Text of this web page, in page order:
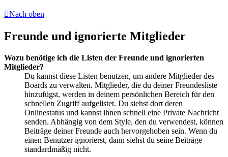
Nach oben
Freunde und ignorierte Mitglieder
Wozu benötige ich die Listen der Freunde und ignorierten
Mitglieder?
Du kannst diese Listen benutzen, um andere Mitglieder des
Boards zu verwalten. Mitglieder, die du deiner Freundesliste
hinzufügst, werden in deinem persönlichen Bereich für den
schnellen Zugriff aufgelistet. Du siehst dort deren
Onlinestatus und kannst ihnen schnell eine Private Nachricht
senden. Abhängig von dem Style, den du verwendest, können
Beiträge deiner Freunde auch hervorgehoben sein. Wenn du
einen Benutzer ignorierst, dann siehst du seine Beiträge
standardmäßig nicht.